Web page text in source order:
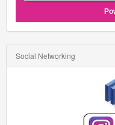
Social Networking